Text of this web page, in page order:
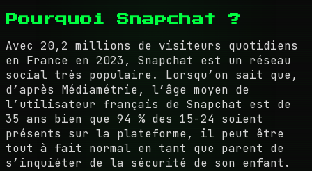
Pourquoi Snapchat ?
Avec 20,2 millions de visiteurs quotidiens
en France en 2023, Snapchat est un réseau
social très populaire. Lorsqu’on sait que,
d’après Médiamétrie, l’âge moyen de
l’utilisateur français de Snapchat est de
35 ans bien que 94 % des 15-24 soient
présents sur la plateforme, il peut être
tout à fait normal en tant que parent de
s’inquiéter de la sécurité de son enfant.